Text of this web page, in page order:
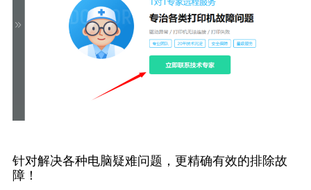
针对解决各种电脑疑难问题，更精确有效的排除故
障！